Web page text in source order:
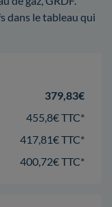
dans le tableau qui
379,83€
455,8€ TTC*
417,81€ TTC*
400,72€ TTC*